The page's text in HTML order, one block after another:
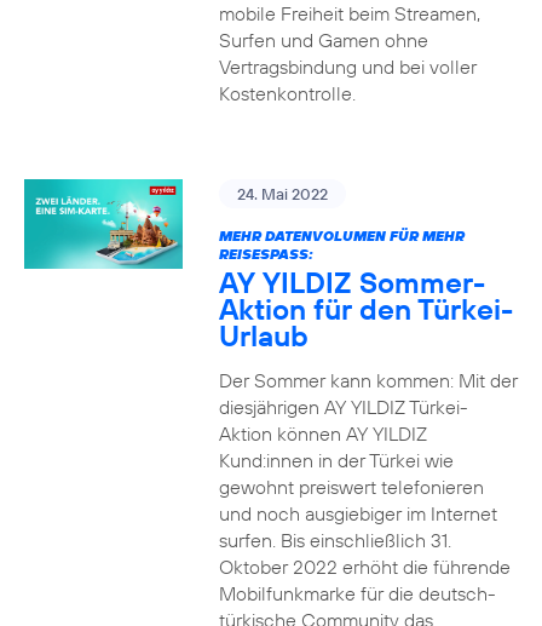
mobile Freiheit beim Streamen,
Surfen und Gamen ohne
Vertragsbindung und bei voller
Kostenkontrolle.
24. Mai 2022
MEHR DATENVOLUMEN FÜR MEHR
REISESPASS:
AY YILDIZ Sommer-
Aktion für den Türkei-
Urlaub
Der Sommer kann kommen: Mit der
diesjährigen AY YILDIZ Türkei-
Aktion können AY YILDIZ
Kund:innen in der Türkei wie
gewohnt preiswert telefonieren
und noch ausgiebiger im Internet
surfen. Bis einschließlich 31.
Oktober 2022 erhöht die führende
Mobilfunkmarke für die deutsch-
türkische Community das